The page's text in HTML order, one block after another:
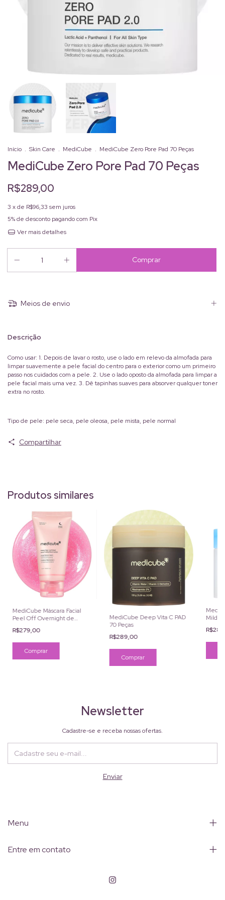
Início . Skin Care . MediCube . MediCube Zero Pore Pad 70 Peças
MediCube Zero Pore Pad 70 Peças
R$289,00
3 x de R$96,33 sem juros
5% de desconto pagando com Pix
Ver mais detalhes
Meios de envio
Descrição
Como usar: 1. Depois de lavar o rosto, use o lado em relevo da almofada para
limpar suavemente a pele facial do centro para o exterior como um primeiro
passo nos cuidados com a pele. 2. Use o lado oposto da almofada para limpar a
pele facial mais uma vez. 3. Dê tapinhas suaves para absorver qualquer toner
extra no rosto.
Tipo de pele: pele seca, pele oleosa, pele mista, pele normal
Compartilhar
Produtos similares
MediCube Máscara Facial
Peel Off Overnight de
R$279,00
MediCube Deep Vita C PAD
70 Peças
R$289,00
Mild
Newsletter
Cadastre-se e receba nossas ofertas.
Menu
Entre em contato